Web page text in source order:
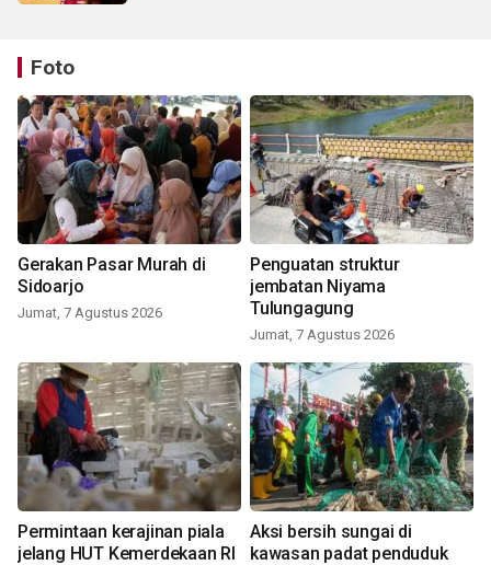
Foto
Gerakan Pasar Murah di
Sidoarjo
Jumat, 7 Agustus 2026
Penguatan struktur
jembatan Niyama
Tulungagung
Jumat, 7 Agustus 2026
Permintaan kerajinan piala
jelang HUT Kemerdekaan RI
Aksi bersih sungai di
kawasan padat penduduk